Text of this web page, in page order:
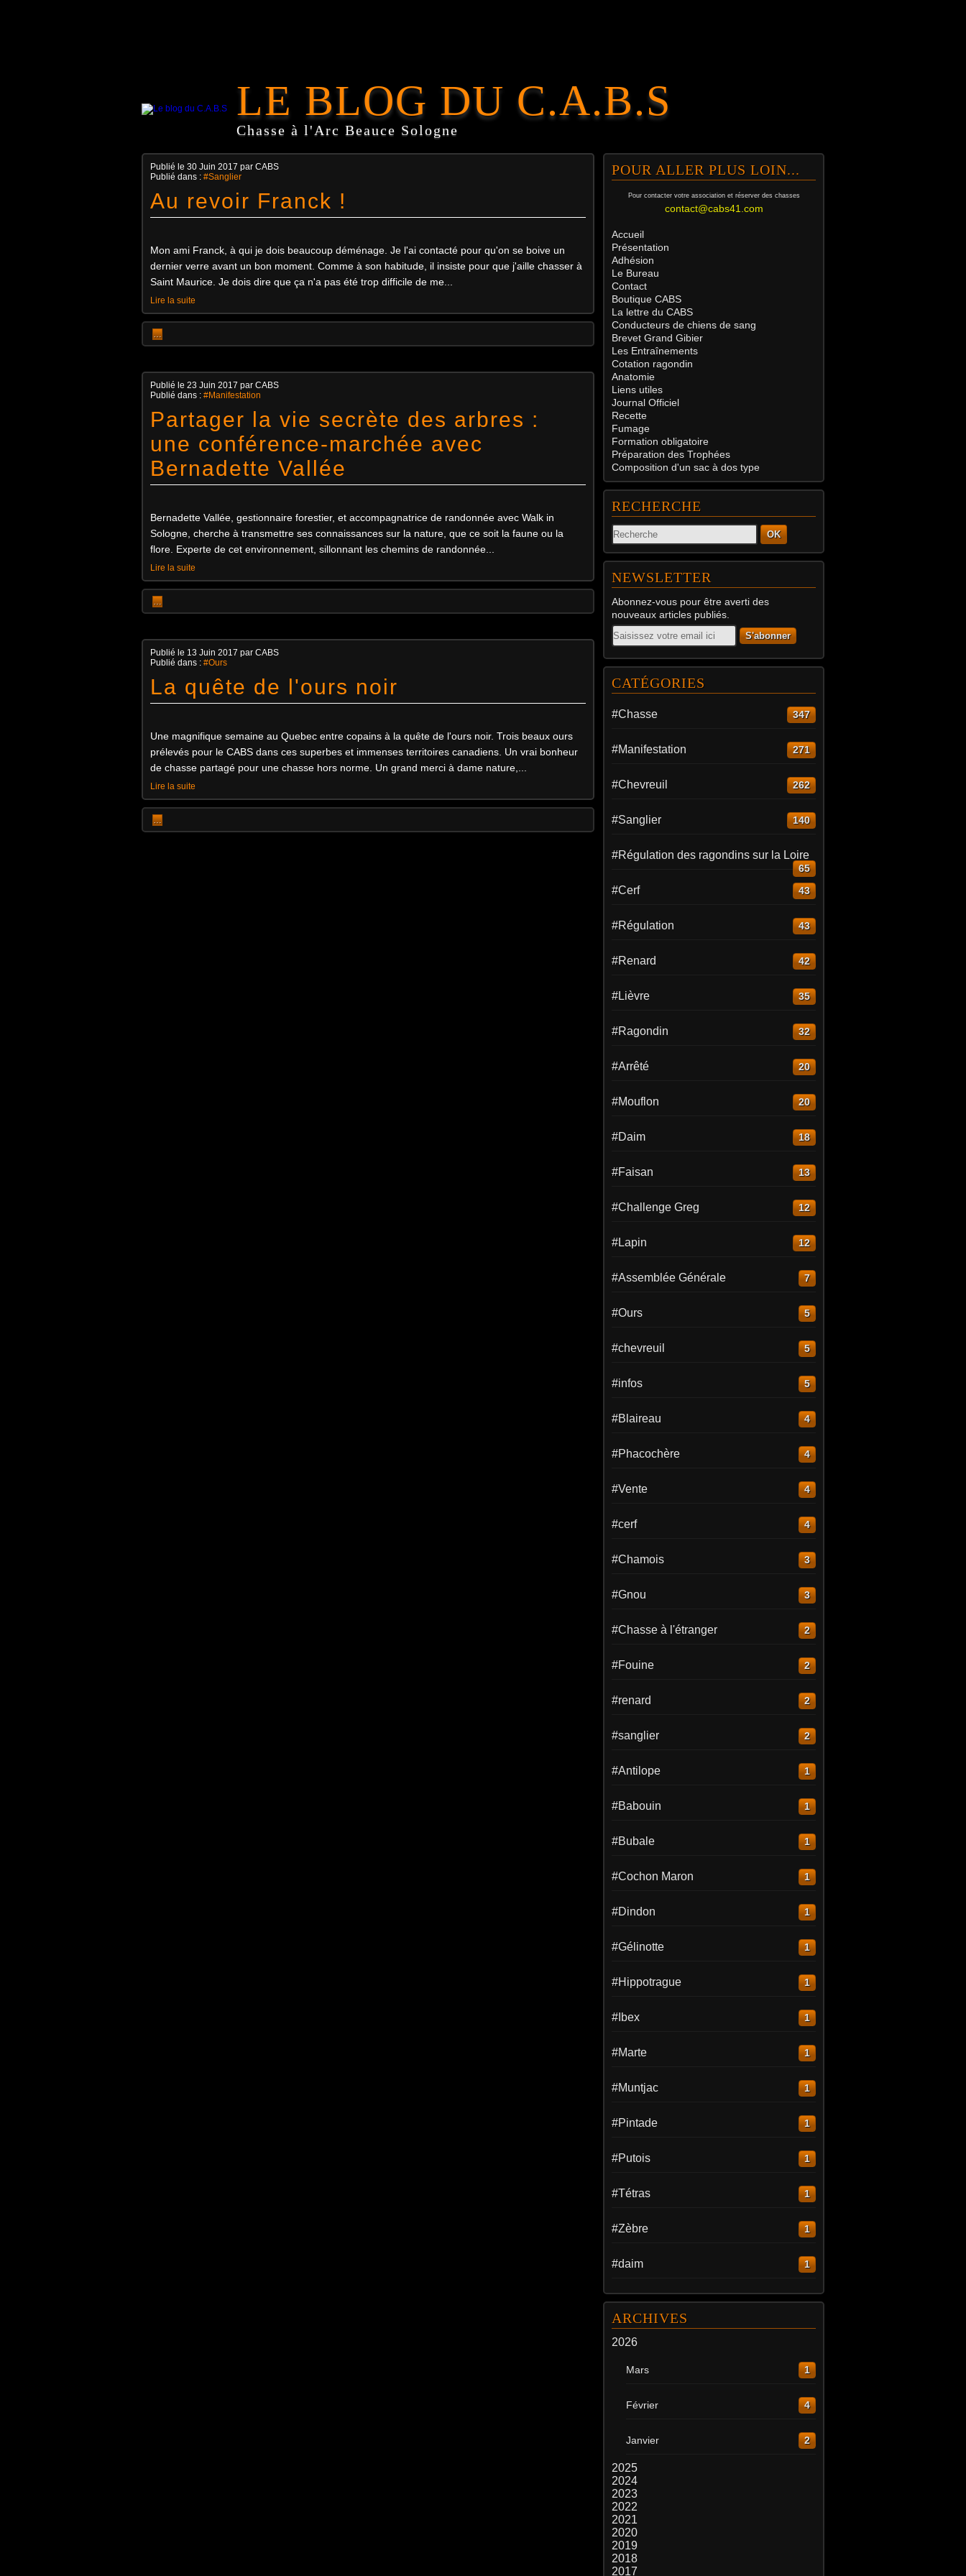
LE BLOG DU C.A.B.S
Chasse à l'Arc Beauce Sologne
Publié le 30 Juin 2017 par CABS
Publié dans : #Sanglier
Au revoir Franck !
Mon ami Franck, à qui je dois beaucoup déménage. Je l'ai contacté pour qu'on se boive un
dernier verre avant un bon moment. Comme à son habitude, il insiste pour que j'aille chasser à
Saint Maurice. Je dois dire que ça n'a pas été trop difficile de me...
Lire la suite
…
Publié le 23 Juin 2017 par CABS
Publié dans : #Manifestation
Partager la vie secrète des arbres :
une conférence-marchée avec
Bernadette Vallée
Bernadette Vallée, gestionnaire forestier, et accompagnatrice de randonnée avec Walk in
Sologne, cherche à transmettre ses connaissances sur la nature, que ce soit la faune ou la
flore. Experte de cet environnement, sillonnant les chemins de randonnée...
Lire la suite
…
Publié le 13 Juin 2017 par CABS
Publié dans : #Ours
La quête de l'ours noir
Une magnifique semaine au Quebec entre copains à la quête de l'ours noir. Trois beaux ours
prélevés pour le CABS dans ces superbes et immenses territoires canadiens. Un vrai bonheur
de chasse partagé pour une chasse hors norme. Un grand merci à dame nature,...
Lire la suite
…
POUR ALLER PLUS LOIN...
Pour contacter votre association et réserver des chasses
contact@cabs41.com
Accueil
Présentation
Adhésion
Le Bureau
Contact
Boutique CABS
La lettre du CABS
Conducteurs de chiens de sang
Brevet Grand Gibier
Les Entraînements
Cotation ragondin
Anatomie
Liens utiles
Journal Officiel
Recette
Fumage
Formation obligatoire
Préparation des Trophées
Composition d'un sac à dos type
RECHERCHE
OK
NEWSLETTER
Abonnez-vous pour être averti des
nouveaux articles publiés.
Email
CATÉGORIES
#Chasse 347
#Manifestation 271
#Chevreuil 262
#Sanglier 140
#Régulation des ragondins sur la Loire
65
#Cerf 43
#Régulation 43
#Renard 42
#Lièvre 35
#Ragondin 32
#Arrêté 20
#Mouflon 20
#Daim 18
#Faisan 13
#Challenge Greg 12
#Lapin 12
#Assemblée Générale 7
#Ours 5
#chevreuil 5
#infos 5
#Blaireau 4
#Phacochère 4
#Vente 4
#cerf 4
#Chamois 3
#Gnou 3
#Chasse à l'étranger 2
#Fouine 2
#renard 2
#sanglier 2
#Antilope 1
#Babouin 1
#Bubale 1
#Cochon Maron 1
#Dindon 1
#Gélinotte 1
#Hippotrague 1
#Ibex 1
#Marte 1
#Muntjac 1
#Pintade 1
#Putois 1
#Tétras 1
#Zèbre 1
#daim 1
ARCHIVES
2026
Mars 1
Février 4
Janvier 2
2025
2024
2023
2022
2021
2020
2019
2018
2017